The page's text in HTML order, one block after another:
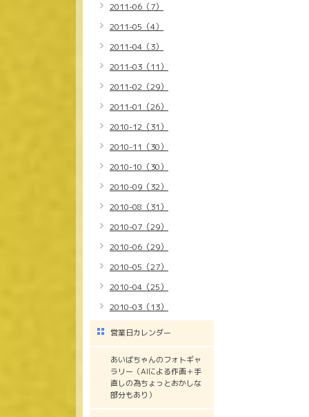
2011-06（7）
2011-05（4）
2011-04（3）
2011-03（11）
2011-02（29）
2011-01（26）
2010-12（31）
2010-11（30）
2010-10（30）
2010-09（32）
2010-08（31）
2010-07（29）
2010-06（29）
2010-05（27）
2010-04（25）
2010-03（13）
営業日カレンダー
あいばちゃんのフォトギャ
ラリー（AIによる作画＋手
直しの為ちょっとおかしな
部分もあり）